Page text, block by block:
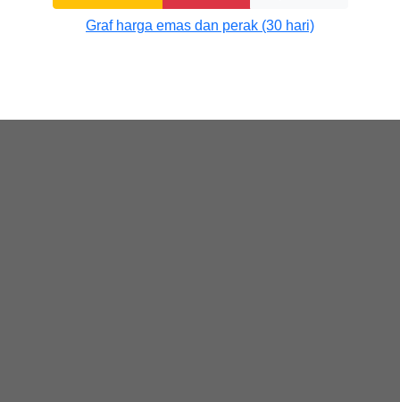
Graf harga emas dan perak (30 hari)